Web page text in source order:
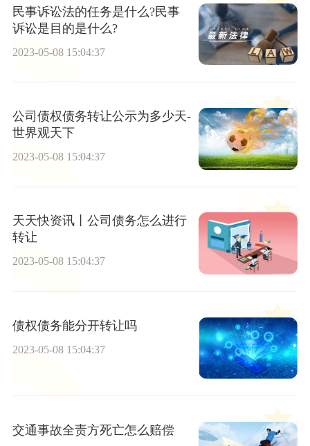
民事诉讼法的任务是什么?民事
诉讼是目的是什么?
2023-05-08 15:04:37
公司债权债务转让公示为多少天-
世界观天下
2023-05-08 15:04:37
天天快资讯丨公司债务怎么进行
转让
2023-05-08 15:04:37
债权债务能分开转让吗
2023-05-08 15:04:37
交通事故全责方死亡怎么赔偿